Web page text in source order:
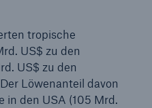
tropische
US$ zu den
US$ zu den
Löwenanteil davon
in den USA (105 Mrd.